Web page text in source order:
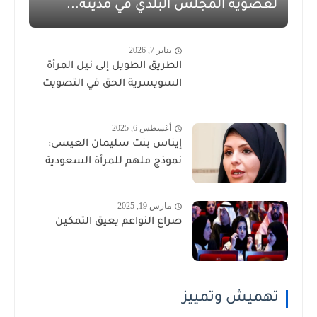
لعضوية المجلس البلدي في مدينة...
يناير 7, 2026
الطريق الطويل إلى نيل المرأة
السويسرية الحق في التصويت
أغسطس 6, 2025
إيناس بنت سليمان العيسى:
نموذج ملهم للمرأة السعودية
مارس 19, 2025
صراع النواعم يعيق التمكين
تهميش وتمييز